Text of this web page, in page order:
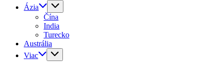
Ázia
Čína
India
Turecko
Austrália
Viac